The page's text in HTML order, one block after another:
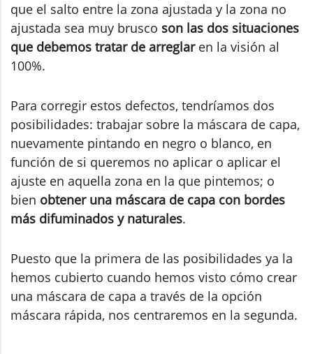
que el salto entre la zona ajustada y la zona no
ajustada sea muy brusco son las dos situaciones
que debemos tratar de arreglaren la visión al
100%.
Para corregir estos defectos, tendríamos dos
posibilidades: trabajar sobre la máscara de capa,
nuevamente pintando en negro o blanco, en
función de si queremos no aplicar o aplicar el
ajuste en aquella zona en la que pintemos; o
bien obtener una máscara de capa con bordes
más difuminados y naturales.
Puesto que la primera de las posibilidades ya la
hemos cubierto cuando hemos visto cómo crear
una máscara de capa a través de la opción
máscara rápida, nos centraremos en la segunda.